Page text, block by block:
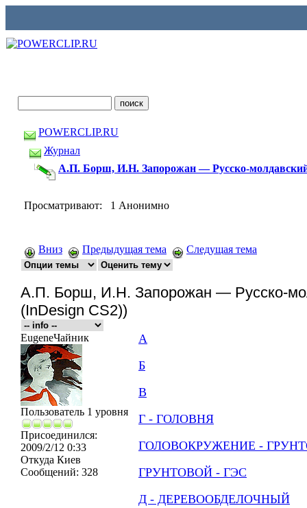
POWERCLIP.RU
Журнал
А.П. Борш, И.Н. Запорожан — Русско-
Просматривают: 1 Анонимно
Вниз Предыдущая тема Следущая тема
А.П. Борш, И.Н. Запорожан — Русско-
(InDesign CS2))
EugeneЧайник
Пользователь 1 уровня
Присоединился:
2009/2/12 0:33
Откуда Киев
Сообщений: 328
А
Б
В
Г - ГОЛОВНЯ
ГОЛОВОКРУЖЕНИЕ -
ГРУНТОВОЙ - ГЭС
Д - ДЕРЕВООБДЕЛОЧНЫЙ